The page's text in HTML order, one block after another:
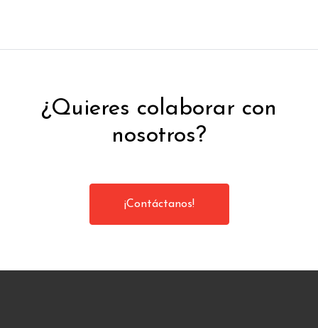
¿Quieres colaborar con
nosotros?
¡Contáctanos!